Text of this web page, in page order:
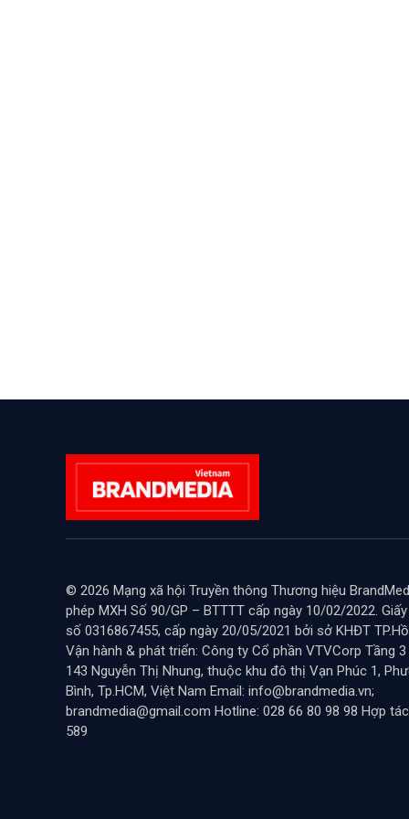
© 2026 Mạng xã hội Truyền thông Thương hiệu
phép MXH Số 90/GP – BTTTT cấp ngày 10/02/2022.
số 0316867455, cấp ngày 20/05/2021 bởi sở KHĐT
Vận hành & phát triển: Công ty Cổ phần VTVCorp Tầng
143 Nguyễn Thị Nhung, thuộc khu đô thị Vạn Phúc 1,
Bình, Tp.HCM, Việt Nam Email: info@brandmedia.vn;
brandmedia@gmail.com Hotline: 028 66 80 98 98 Hợp
589